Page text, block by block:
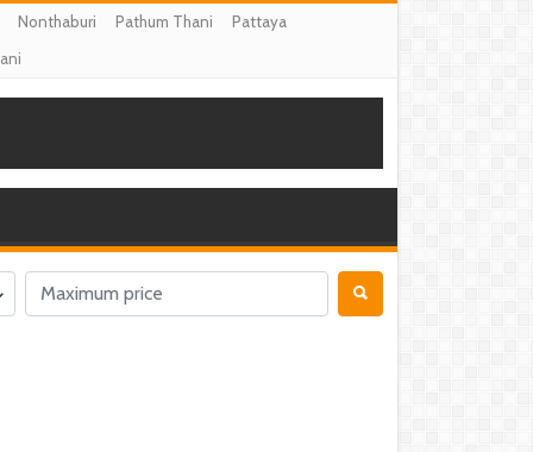
Nonthaburi Pathum Thani
Pattaya